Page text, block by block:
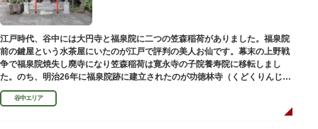
江戸時代、谷中には大円寺と福泉院に二つの笠森稲荷がありました。福泉院
前の鍵屋という水茶屋にいたのが江戸で評判の美人お仙です。幕末の上野戦
争で福泉院焼失し廃寺になり笠森稲荷は寛永寺の子院養寿院に移転しまし
た。のち、明治26年に福泉院跡に建立されたのが功徳林寺（くどくりんじ）
で、明治末期には稲荷社が祀られました。
谷中エリア